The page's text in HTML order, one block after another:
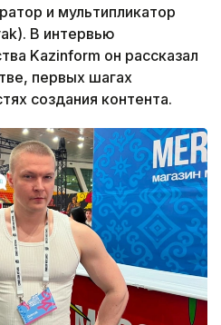
и мультипликатор
В интервью
Kazinform он рассказал
первых шагах
создания контента.